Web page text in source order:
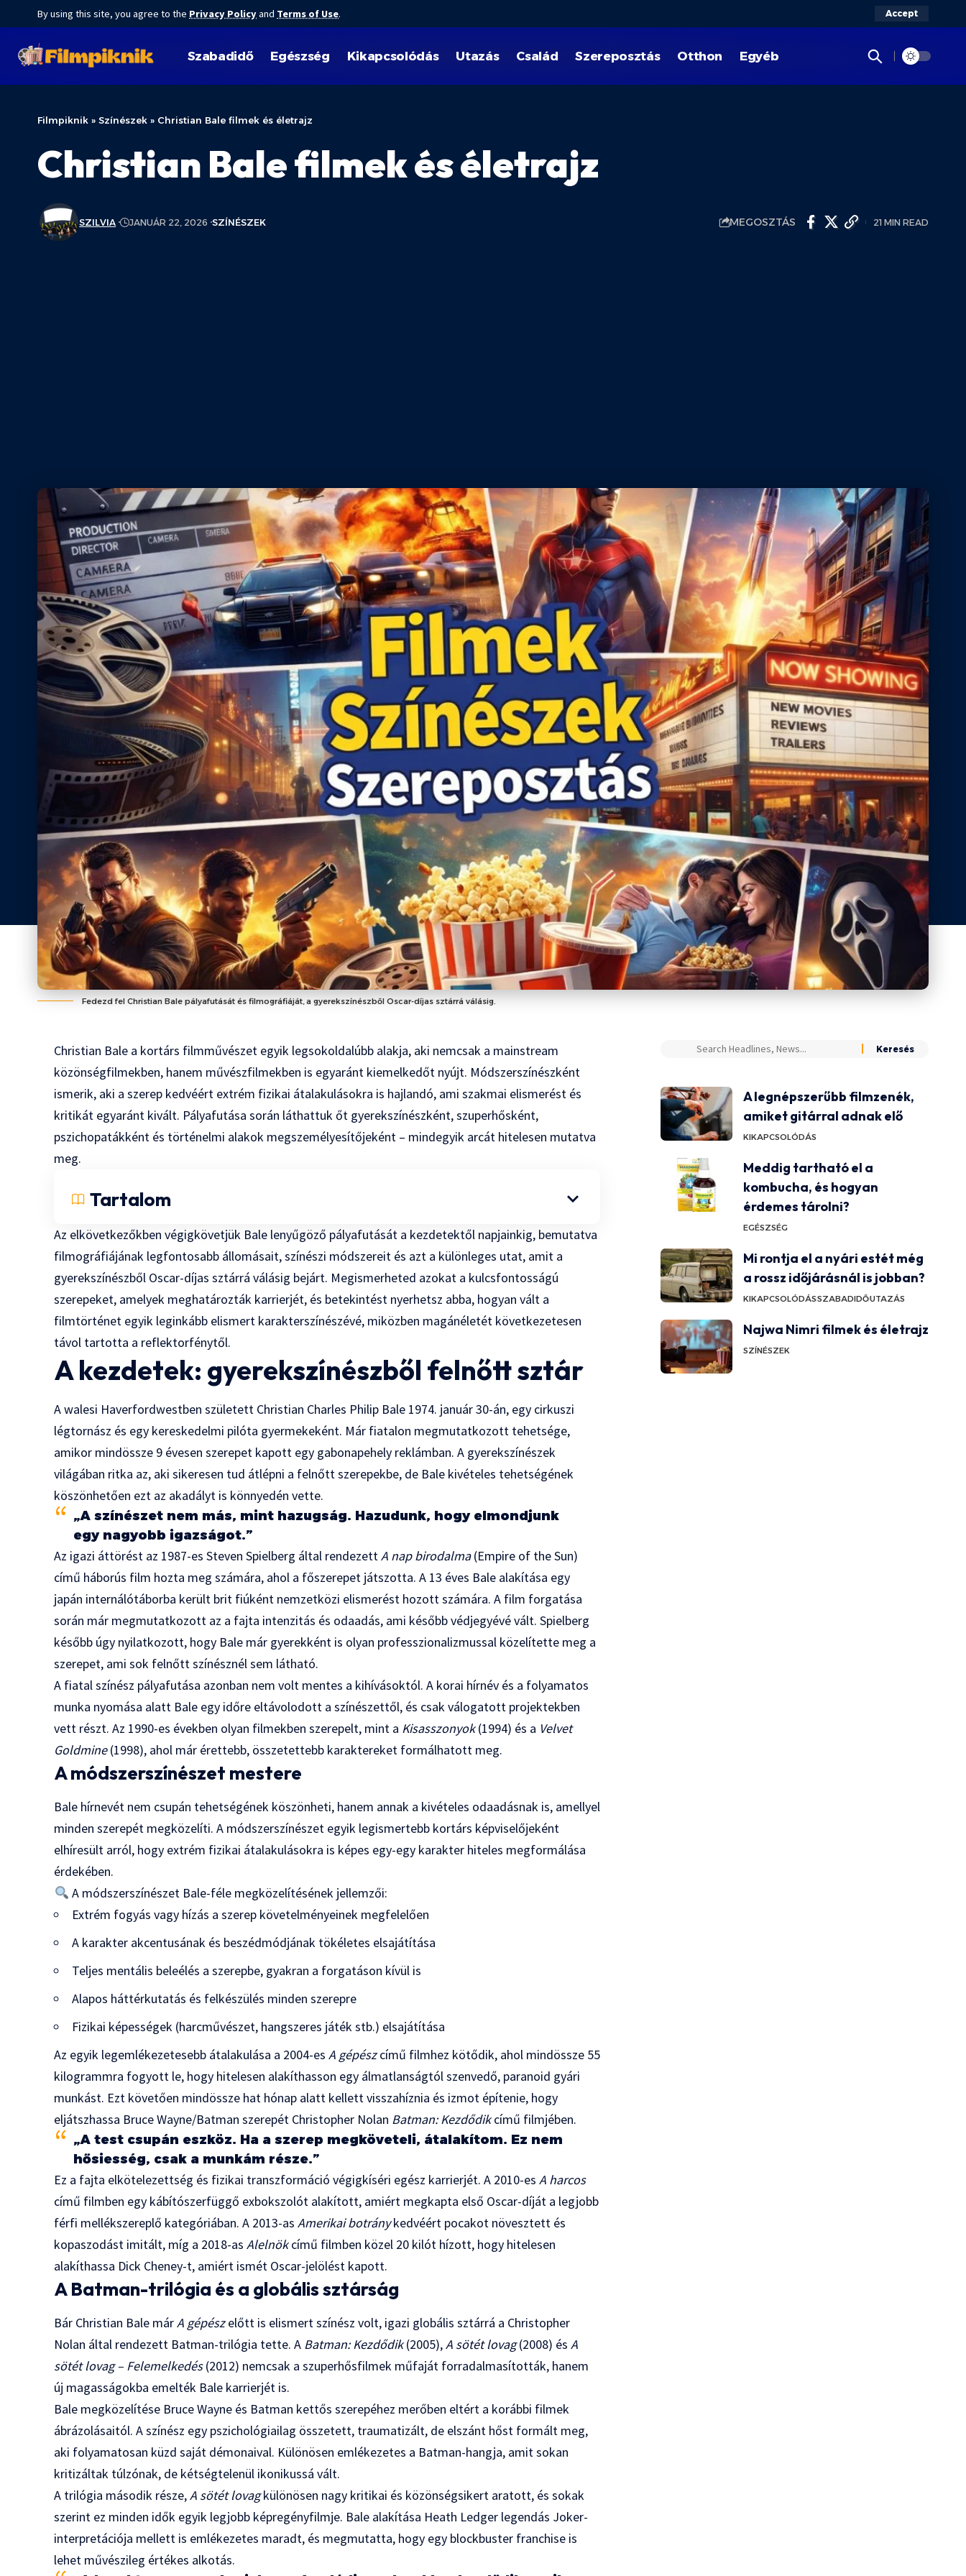
By using this site, you agree to the Privacy Policyand Terms of Use. Accept
Szabadidő Egészség Kikapcsolódás Utazás Család Szereposztás Otthon Egyéb
Filmpiknik » Színészek » Christian Bale filmek és életrajz
Christian Bale filmek és életrajz
SZILVIA JANUÁR 22, 2026 SZÍNÉSZEK MEGOSZTÁS 21 MIN READ
Fedezd fel Christian Bale pályafutását és filmográfiáját, a gyerekszínészből Oscar-díjas sztárrá válásig.
Christian Bale a kortárs filmművészet egyik legsokoldalúbb alakja, aki nemcsak a mainstream
közönségfilmekben, hanem művészfilmekben is egyaránt kiemelkedőt nyújt. Módszerszínészként
ismerik, aki a szerep kedvéért extrém fizikai átalakulásokra is hajlandó, ami szakmai elismerést és
kritikát egyaránt kivált. Pályafutása során láthattuk őt gyerekszínészként, szuperhősként,
pszichopatákként és történelmi alakok megszemélyesítőjeként – mindegyik arcát hitelesen mutatva
meg.
Tartalom
Az elkövetkezőkben végigkövetjük Bale lenyűgöző pályafutását a kezdetektől napjainkig, bemutatva
filmográfiájának legfontosabb állomásait, színészi módszereit és azt a különleges utat, amit a
gyerekszínészből Oscar-díjas sztárrá válásig bejárt. Megismerheted azokat a kulcsfontosságú
szerepeket, amelyek meghatározták karrierjét, és betekintést nyerhetsz abba, hogyan vált a
filmtörténet egyik leginkább elismert karakterszínészévé, miközben magánéletét következetesen
távol tartotta a reflektorfénytől.
A kezdetek: gyerekszínészből felnőtt sztár
A walesi Haverfordwestben született Christian Charles Philip Bale 1974. január 30-án, egy cirkuszi
légtornász és egy kereskedelmi pilóta gyermekeként. Már fiatalon megmutatkozott tehetsége,
amikor mindössze 9 évesen szerepet kapott egy gabonapehely reklámban. A gyerekszínészek
világában ritka az, aki sikeresen tud átlépni a felnőtt szerepekbe, de Bale kivételes tehetségének
köszönhetően ezt az akadályt is könnyedén vette.
„A színészet nem más, mint hazugság. Hazudunk, hogy elmondjunk
egy nagyobb igazságot.”
Az igazi áttörést az 1987-es Steven Spielberg által rendezettA nap birodalma(Empire of the Sun)
című háborús film hozta meg számára, ahol a főszerepet játszotta. A 13 éves Bale alakítása egy
japán internálótáborba került brit fiúként nemzetközi elismerést hozott számára. A film forgatása
során már megmutatkozott az a fajta intenzitás és odaadás, ami később védjegyévé vált. Spielberg
később úgy nyilatkozott, hogy Bale már gyerekként is olyan professzionalizmussal közelítette meg a
szerepet, ami sok felnőtt színésznél sem látható.
A fiatal színész pályafutása azonban nem volt mentes a kihívásoktól. A korai hírnév és a folyamatos
munka nyomása alatt Bale egy időre eltávolodott a színészettől, és csak válogatott projektekben
vett részt. Az 1990-es években olyan filmekben szerepelt, mint a Kisasszonyok(1994) és a Velvet
Goldmine(1998), ahol már érettebb, összetettebb karaktereket formálhatott meg.
A módszerszínészet mestere
Bale hírnevét nem csupán tehetségének köszönheti, hanem annak a kivételes odaadásnak is, amellyel
minden szerepét megközelíti. A módszerszínészet egyik legismertebb kortárs képviselőjeként
elhíresült arról, hogy extrém fizikai átalakulásokra is képes egy-egy karakter hiteles megformálása
érdekében.
A módszerszínészet Bale-féle megközelítésének jellemzői:
Extrém fogyás vagy hízás a szerep követelményeinek megfelelően
A karakter akcentusának és beszédmódjának tökéletes elsajátítása
Teljes mentális beleélés a szerepbe, gyakran a forgatáson kívül is
Alapos háttérkutatás és felkészülés minden szerepre
Fizikai képességek (harcművészet, hangszeres játék stb.) elsajátítása
Az egyik legemlékezetesebb átalakulása a 2004-esA gépészcímű filmhez kötődik, ahol mindössze 55
kilogrammra fogyott le, hogy hitelesen alakíthasson egy álmatlanságtól szenvedő, paranoid gyári
munkást. Ezt követően mindössze hat hónap alatt kellett visszahíznia és izmot építenie, hogy
eljátszhassa Bruce Wayne/Batman szerepét Christopher Nolan Batman: Kezdődikcímű filmjében.
„A test csupán eszköz. Ha a szerep megköveteli, átalakítom. Ez nem
hősiesség, csak a munkám része.”
Ez a fajta elkötelezettség és fizikai transzformáció végigkíséri egész karrierjét. A 2010-esA harcos
című filmben egy kábítószerfüggő exbokszolót alakított, amiért megkapta első Oscar-díját a legjobb
férfi mellékszereplő kategóriában. A 2013-asAmerikai botránykedvéért pocakot növesztett és
kopaszodást imitált, míg a 2018-asAlelnökcímű filmben közel 20 kilót hízott, hogy hitelesen
alakíthassa Dick Cheney-t, amiért ismét Oscar-jelölést kapott.
A Batman-trilógia és a globális sztárság
Bár Christian Bale márA gépészelőtt is elismert színész volt, igazi globális sztárrá a Christopher
Nolan által rendezett Batman-trilógia tette. A Batman: Kezdődik(2005),A sötét lovag(2008) ésA
sötét lovag – Felemelkedés(2012) nemcsak a szuperhősfilmek műfaját forradalmasították, hanem
új magasságokba emelték Bale karrierjét is.
Bale megközelítése Bruce Wayne és Batman kettős szerepéhez merőben eltért a korábbi filmek
ábrázolásaitól. A színész egy pszichológiailag összetett, traumatizált, de elszánt hőst formált meg,
aki folyamatosan küzd saját démonaival. Különösen emlékezetes a Batman-hangja, amit sokan
kritizáltak túlzónak, de kétségtelenül ikonikussá vált.
A trilógia második része,A sötét lovagkülönösen nagy kritikai és közönségsikert aratott, és sokak
szerint ez minden idők egyik legjobb képregényfilmje. Bale alakítása Heath Ledger legendás Joker-
interpretációja mellett is emlékezetes maradt, és megmutatta, hogy egy blockbuster franchise is
lehet művészileg értékes alkotás.
A legnépszerűbb filmzenék,
amiket gitárral adnak elő
KIKAPCSOLÓDÁS
Meddig tartható el a
kombucha, és hogyan
érdemes tárolni?
EGÉSZSÉG
Mi rontja el a nyári estét még
a rossz időjárásnál is jobban?
KIKAPCSOLÓDÁSSZABADIDŐUTAZÁS
Najwa Nimri filmek és életrajz
SZÍNÉSZEK